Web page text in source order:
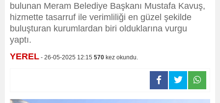
bulunan Meram Belediye Başkanı Mustafa Kavuş,
hizmette tasarruf ile verimliliği en güzel şekilde
buluşturan kurumlardan biri olduklarına vurgu
yaptı.
YEREL - 26-05-2025 12:15 570 kez okundu.